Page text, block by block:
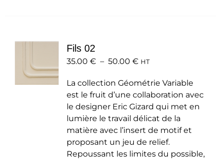
peuvent
choisies
sur
la
page
du
produit
Fils 02
35.00 € – 50.00 €Plage
prix :
35.00 €
à
50.00 €
HT
La collection Géométrie Variable
est le fruit d’une collaboration avec
le designer Eric Gizard qui met en
lumière le travail délicat de la
matière avec l’insert de motif et
proposant un jeu de relief.
Repoussant les limites du possible,